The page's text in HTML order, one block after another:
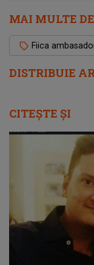
DISTRIBUIE
MAI MULTE
Fiica
CITEȘTE ȘI